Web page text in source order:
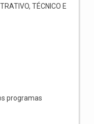
TÉCNICO E
programas